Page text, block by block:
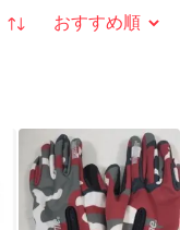
並び替え